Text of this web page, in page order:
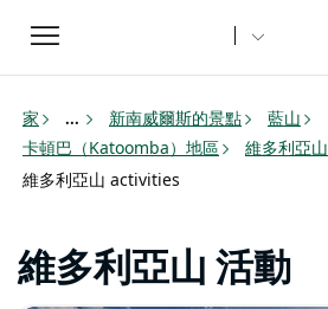
Toggle
navigation
家 ... 新南威爾斯的景點
藍山
卡頓巴（Katoomba）地區
維多利亞山
維多利亞山 activities
維多利亞山 活動